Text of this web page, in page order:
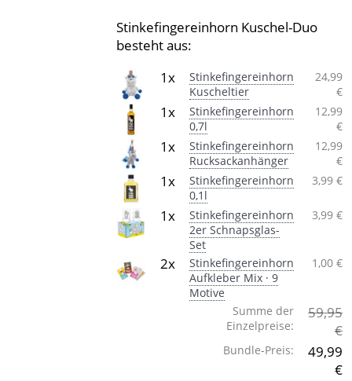
Stinkefingereinhorn Kuschel-Duo
besteht aus:
1x
Stinkefingereinhorn
Kuscheltier
24,99
€
1x
Stinkefingereinhorn
0,7l
12,99
€
1x
Stinkefingereinhorn
Rucksackanhänger
12,99
€
1x
Stinkefingereinhorn
0,1l
3,99 €
1x
Stinkefingereinhorn
2er Schnapsglas-
Set
3,99 €
2x
Stinkefingereinhorn
Aufkleber Mix · 9
Motive
1,00 €
Summe der
Einzelpreise:
59,95
€
Bundle-Preis:
49,99
€